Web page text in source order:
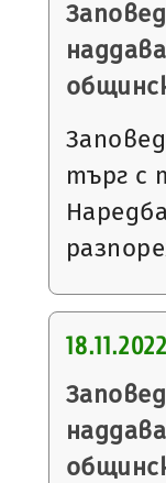
търг с
18.11.2022